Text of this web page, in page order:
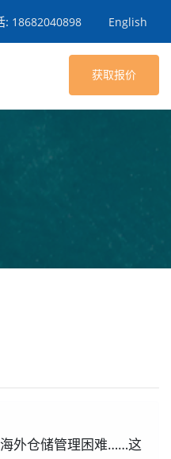
: 18682040898 English
获取报价
外仓储管理困难……这